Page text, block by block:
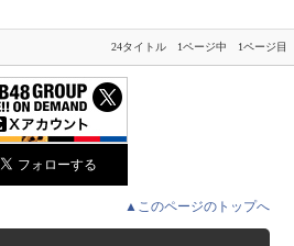
24タイトル 1ページ中 1ページ目
▲このページのトップへ